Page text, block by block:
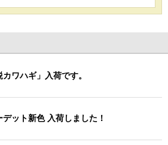
ワハギ」入荷です。
ット新色 入荷しました！